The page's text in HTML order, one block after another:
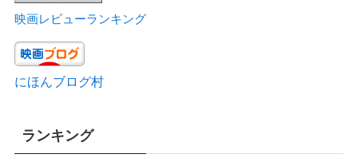
映画レビューランキング
にほんブログ村
ランキング